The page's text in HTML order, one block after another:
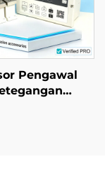
Pengawal